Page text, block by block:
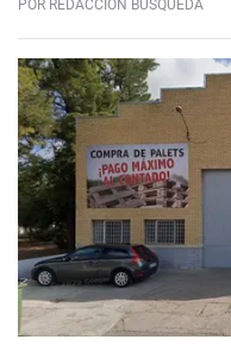
POR REDACCIÓN BÚSQUEDA